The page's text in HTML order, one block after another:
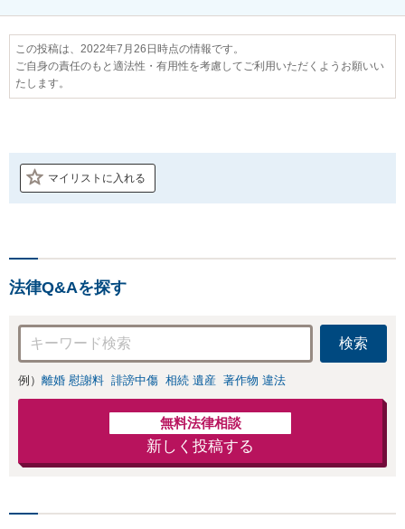
この投稿は、2022年7月26日時点の情報です。
ご自身の責任のもと適法性・有用性を考慮してご利用いただくようお願いい
たします。
マイリストに入れる
法律Q&Aを探す
検索
例） 離婚 慰謝料 誹謗中傷 相続 遺産 著作物 違法
無料法律相談
新しく投稿する